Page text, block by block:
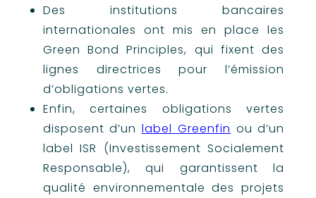
Des institutions bancaires
internationales ont mis en place les
Green Bond Principles, qui fixent des
lignes directrices pour l’émission
d’obligations vertes.
Enfin, certaines obligations vertes
disposent d’unlabel Greenfin ou d’un
label ISR (Investissement Socialement
Responsable), qui garantissent la
qualité environnementale des projets